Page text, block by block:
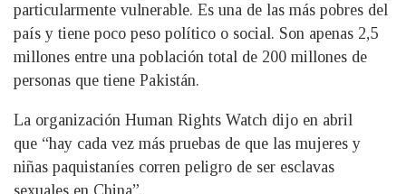
particularmente vulnerable. Es una de las más pobres del
país y tiene poco peso político o social. Son apenas 2,5
millones entre una población total de 200 millones de
personas que tiene Pakistán.
La organización Human Rights Watch dijo en abril
que “hay cada vez más pruebas de que las mujeres y
niñas paquistaníes corren peligro de ser esclavas